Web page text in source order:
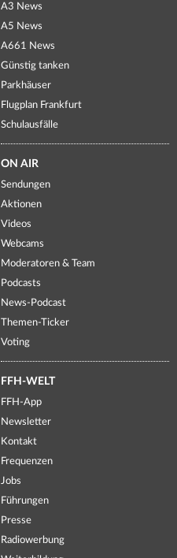
A3 News
A5 News
A661 News
Günstig tanken
Parkhäuser
Flugplan Frankfurt
Schulausfälle
ON AIR
Sendungen
Aktionen
Videos
Webcams
Moderatoren & Team
Podcasts
News-Podcast
Themen-Ticker
Voting
FFH-WELT
FFH-App
Newsletter
Kontakt
Frequenzen
Jobs
Führungen
Presse
Radiowerbung